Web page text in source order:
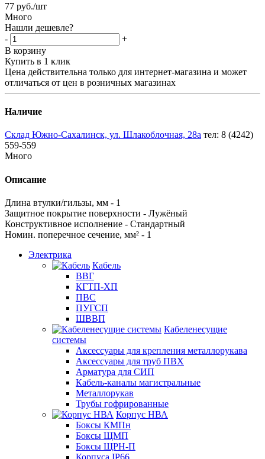
77 руб./шт
Много
Нашли дешевле?
-
+
В корзину
Купить в 1 клик
Цена действительна только для интернет-магазина и может
отличаться от цен в розничных магазинах
Наличие
Склад Южно-Сахалинск, ул. Шлакоблочная, 28а тел: 8 (4242)
559-559
Много
Описание
Длина втулки/гильзы, мм - 1
Защитное покрытие поверхности - Лужёный
Конструктивное исполнение - Стандартный
Номин. поперечное сечение, мм² - 1
Электрика
Кабель
ВВГ
КГТП-ХП
ПВС
ПУГСП
ШВВП
Кабеленесущие
системы
Аксессуары для крепления металлорукава
Аксессуары для труб ПВХ
Арматура для СИП
Кабель-каналы магистральные
Металлорукав
Трубы гофрированные
Корпус НВА
Боксы КМПн
Боксы ЩМП
Боксы ЩРН-П
Корпуса IP66